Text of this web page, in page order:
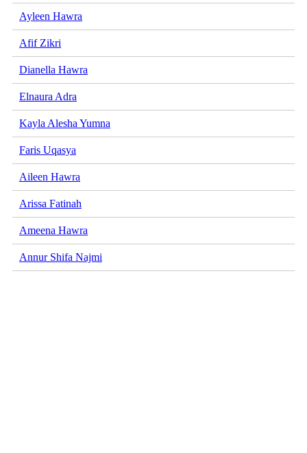
Ayleen Hawra
Afif Zikri
Dianella Hawra
Elnaura Adra
Kayla Alesha Yumna
Faris Uqasya
Aileen Hawra
Arissa Fatinah
Ameena Hawra
Annur Shifa Najmi